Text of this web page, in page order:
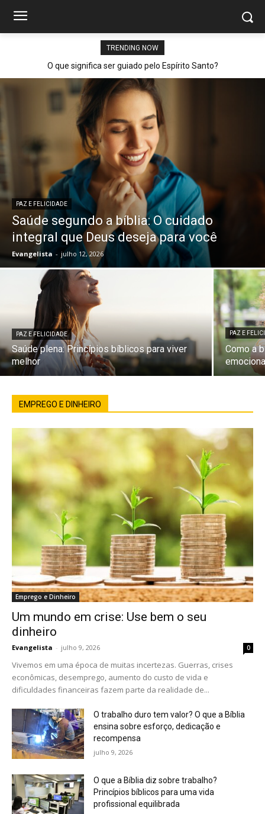
TRENDING NOW
O que significa ser guiado pelo Espírito Santo?
PAZ E FELICIDADE
Saúde segundo a bíblia: O cuidado
integral que Deus deseja para você
Evangelista - julho 12, 2026
PAZ E FELICIDADE
Saúde plena: Princípios bíblicos para viver
melhor
PAZ E
Como a
EMPREGO E DINHEIRO
Emprego e Dinheiro
Um mundo em crise: Use bem o seu
dinheiro
Evangelista - julho 9, 2026 0
Vivemos em uma época de muitas incertezas. Guerras, crises
econômicas, desemprego, aumento do custo de vida e
dificuldades financeiras fazem parte da realidade de...
O trabalho duro tem valor? O que a Bíblia
ensina sobre esforço, dedicação e
recompensa
julho 9, 2026
O que a Bíblia diz sobre trabalho?
Princípios bíblicos para uma vida
profissional equilibrada